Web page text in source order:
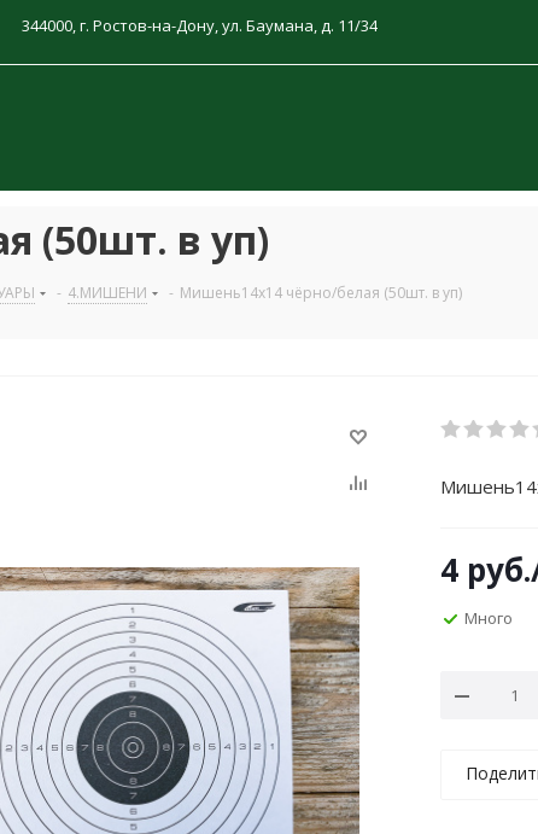
344000, г. Ростов-на-Дону, ул. Баумана, д. 11/34
(50шт. в уп)
- 4.МИШЕНИ - Мишень14х14 чёрно/белая (50шт. в уп)
4 руб.
Много